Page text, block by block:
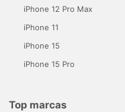
iPhone 12 Pro Max
iPhone 11
iPhone 15
iPhone 15 Pro
Top marcas